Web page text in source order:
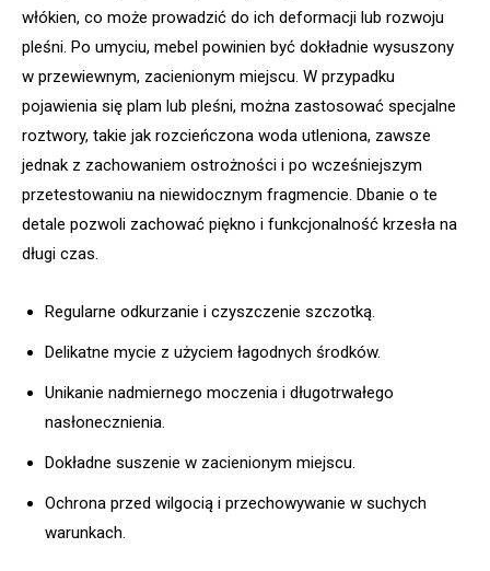
włókien, co może prowadzić do ich deformacji lub rozwoju
pleśni. Po umyciu, mebel powinien być dokładnie wysuszony
w przewiewnym, zacienionym miejscu. W przypadku
pojawienia się plam lub pleśni, można zastosować specjalne
roztwory, takie jak rozcieńczona woda utleniona, zawsze
jednak z zachowaniem ostrożności i po wcześniejszym
przetestowaniu na niewidocznym fragmencie. Dbanie o te
detale pozwoli zachować piękno i funkcjonalność krzesła na
długi czas.
Regularne odkurzanie i czyszczenie szczotką.
Delikatne mycie z użyciem łagodnych środków.
Unikanie nadmiernego moczenia i długotrwałego
nasłonecznienia.
Dokładne suszenie w zacienionym miejscu.
Ochrona przed wilgocią i przechowywanie w suchych
warunkach.